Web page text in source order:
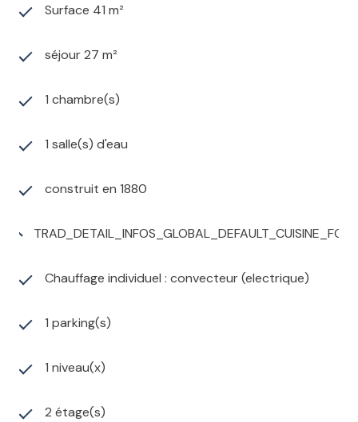
Surface 41 m²
séjour 27 m²
1 chambre(s)
1 salle(s) d'eau
construit en 1880
Chauffage individuel : convecteur (electrique)
1 parking(s)
1 niveau(x)
2 étage(s)